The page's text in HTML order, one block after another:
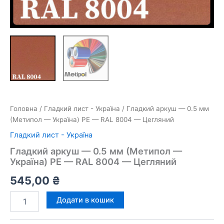
Головна / Гладкий лист - Україна / Гладкий аркуш — 0.5 мм
(Метипол — Україна) РЕ — RAL 8004 — Цегляний
Гладкий лист - Україна
Гладкий аркуш — 0.5 мм (Метипол —
Україна) РЕ — RAL 8004 — Цегляний
545,00 ₴
аркуш
Додати в кошик